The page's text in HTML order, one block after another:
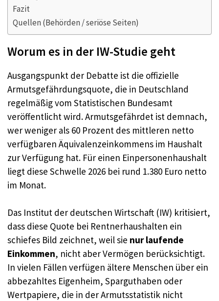
Fazit
Quellen (Behörden / seriöse Seiten)
Worum es in der IW-Studie geht
Ausgangspunkt der Debatte ist die offizielle
Armutsgefährdungsquote, die in Deutschland
regelmäßig vom Statistischen Bundesamt
veröffentlicht wird. Armutsgefährdet ist demnach,
wer weniger als 60 Prozent des mittleren netto
verfügbaren Äquivalenzeinkommens im Haushalt
zur Verfügung hat. Für einen Einpersonenhaushalt
liegt diese Schwelle 2026 bei rund 1.380 Euro netto
im Monat.
Das Institut der deutschen Wirtschaft (IW) kritisiert,
dass diese Quote bei Rentnerhaushalten ein
schiefes Bild zeichnet, weil sie nur laufende
Einkommen, nicht aber Vermögen berücksichtigt.
In vielen Fällen verfügen ältere Menschen über ein
abbezahltes Eigenheim, Sparguthaben oder
Wertpapiere, die in der Armutsstatistik nicht